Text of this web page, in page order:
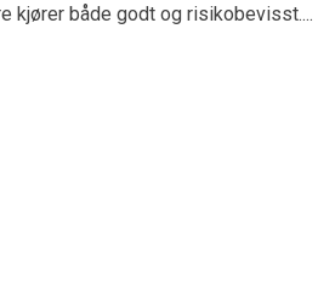
kjører både godt og risikobevisst....